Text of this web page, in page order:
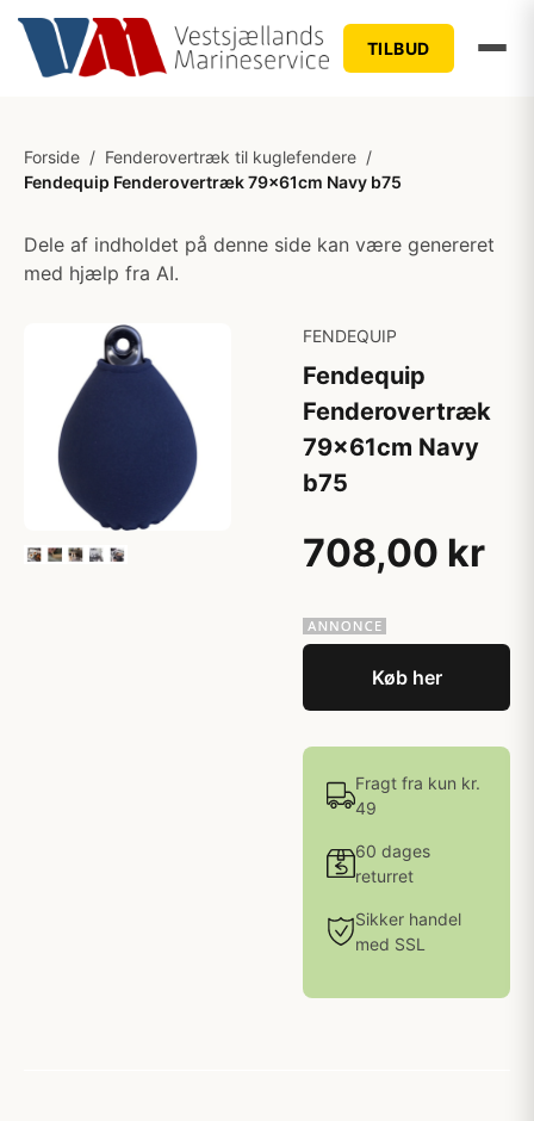
TILBUD
Forside / Fenderovertræk til kuglefendere /
Fendequip Fenderovertræk 79x61cm Navy b75
Dele af indholdet på denne side kan være genereret
med hjælp fra AI.
FENDEQUIP
Fendequip
Fenderovertræk
79x61cm Navy
b75
708,00 kr
Køb her
Fragt fra kun kr.
49
60 dages
returret
Sikker handel
med SSL